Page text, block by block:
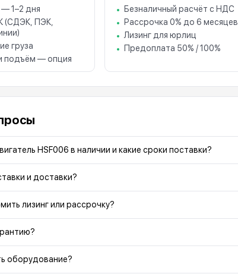
1–2 дня
(СДЭК, ПЭК,
груза
подъём — опция
Безналичный расчёт с НДС
Рассрочка 0% до 6 месяцев
Лизинг для юрлиц
Предоплата 50% / 100%
HSF006 в наличии и какие сроки поставки?
и доставки?
лизинг или рассрочку?
оборудование?